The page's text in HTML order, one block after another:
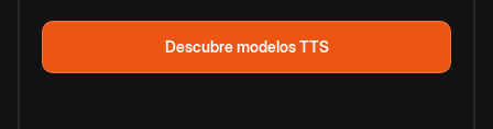
Descubre modelos TTS